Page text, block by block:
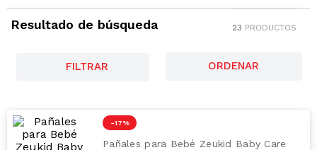
Resultado de búsqueda 23 PRODUCTOS
FILTRAR
-17 %
Pañales para Bebé Zeukid Baby Care